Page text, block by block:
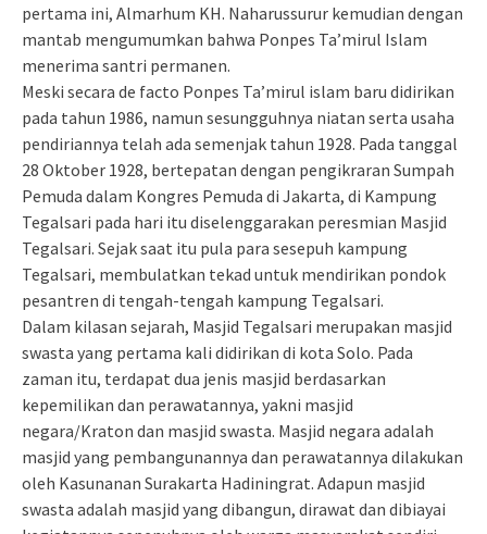
pertama ini, Almarhum KH. Naharussurur kemudian dengan
mantab mengumumkan bahwa Ponpes Ta’mirul Islam
menerima santri permanen.
Meski secara de facto Ponpes Ta’mirul islam baru didirikan
pada tahun 1986, namun sesungguhnya niatan serta usaha
pendiriannya telah ada semenjak tahun 1928. Pada tanggal
28 Oktober 1928, bertepatan dengan pengikraran Sumpah
Pemuda dalam Kongres Pemuda di Jakarta, di Kampung
Tegalsari pada hari itu diselenggarakan peresmian Masjid
Tegalsari. Sejak saat itu pula para sesepuh kampung
Tegalsari, membulatkan tekad untuk mendirikan pondok
pesantren di tengah-tengah kampung Tegalsari.
Dalam kilasan sejarah, Masjid Tegalsari merupakan masjid
swasta yang pertama kali didirikan di kota Solo. Pada
zaman itu, terdapat dua jenis masjid berdasarkan
kepemilikan dan perawatannya, yakni masjid
negara/Kraton dan masjid swasta. Masjid negara adalah
masjid yang pembangunannya dan perawatannya dilakukan
oleh Kasunanan Surakarta Hadiningrat. Adapun masjid
swasta adalah masjid yang dibangun, dirawat dan dibiayai